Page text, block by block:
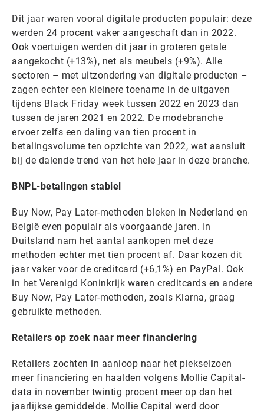
Dit jaar waren vooral digitale producten populair: deze
werden 24 procent vaker aangeschaft dan in 2022.
Ook voertuigen werden dit jaar in groteren getale
aangekocht (+13%), net als meubels (+9%). Alle
sectoren – met uitzondering van digitale producten –
zagen echter een kleinere toename in de uitgaven
tijdens Black Friday week tussen 2022 en 2023 dan
tussen de jaren 2021 en 2022. De modebranche
ervoer zelfs een daling van tien procent in
betalingsvolume ten opzichte van 2022, wat aansluit
bij de dalende trend van het hele jaar in deze branche.
BNPL-betalingen stabiel
Buy Now, Pay Later-methoden bleken in Nederland en
België even populair als voorgaande jaren. In
Duitsland nam het aantal aankopen met deze
methoden echter met tien procent af. Daar kozen dit
jaar vaker voor de creditcard (+6,1%) en PayPal. Ook
in het Verenigd Koninkrijk waren creditcards en andere
Buy Now, Pay Later-methoden, zoals Klarna, graag
gebruikte methoden.
Retailers op zoek naar meer financiering
Retailers zochten in aanloop naar het piekseizoen
meer financiering en haalden volgens Mollie Capital-
data in november twintig procent meer op dan het
jaarlijkse gemiddelde. Mollie Capital werd door